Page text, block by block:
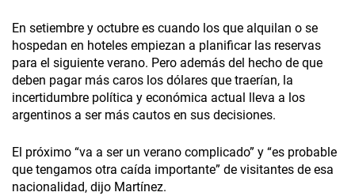
En setiembre y octubre es cuando los que alquilan o se
hospedan en hoteles empiezan a planificar las reservas
para el siguiente verano. Pero además del hecho de que
deben pagar más caros los dólares que traerían, la
incertidumbre política y económica actual lleva a los
argentinos a ser más cautos en sus decisiones.
El próximo “va a ser un verano complicado” y “es probable
que tengamos otra caída importante” de visitantes de esa
nacionalidad, dijo Martínez.